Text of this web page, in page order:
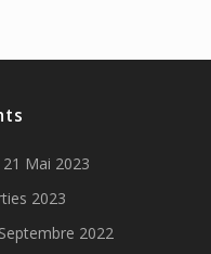
Mai 2023
2023
2022